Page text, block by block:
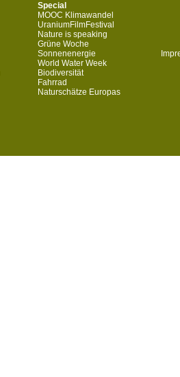
Special
MOOC Klimawandel
UraniumFilmFestival
Nature is speaking
Grüne Woche
Sonnenenergie
World Water Week
Biodiversität
Fahrrad
Naturschätze Europas